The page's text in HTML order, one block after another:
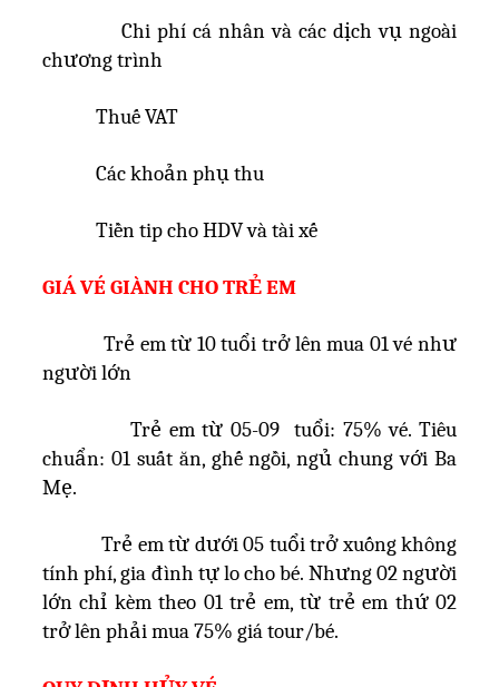
Chi phí cá nhân và các dịch vụ ngoài
chương trình
Thuế VAT
Các khoản phụ thu
Tiền tip cho HDV và tài xế
GIÁ VÉ GIÀNH CHO TRẺ EM
Trẻ em từ 10 tuổi trở lên mua 01 vé như
người lớn
Trẻ em từ 05-09 tuổi: 75% vé. Tiêu
chuẩn: 01 suất ăn, ghế ngồi, ngủ chung với Ba
Mẹ.
Trẻ em từ dưới 05 tuổi trở xuống không
tính phí, gia đình tự lo cho bé. Nhưng 02 người
lớn chỉ kèm theo 01 trẻ em, từ trẻ em thứ 02
trở lên phải mua 75% giá tour/bé.